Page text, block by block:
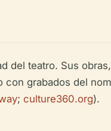
del teatro. Sus
grabados del
; culture360.org).